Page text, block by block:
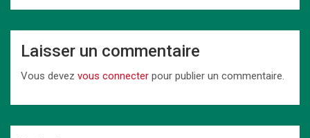
Laisser un commentaire
Vous devez vous connecter pour publier un commentaire.